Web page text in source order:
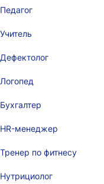
Педагог
Учитель
Дефектолог
Логопед
Бухгалтер
HR-менеджер
Тренер по фитнесу
Нутрициолог